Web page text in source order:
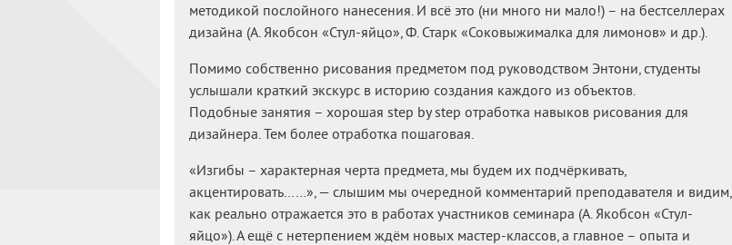
методикой послойного нанесения. И всё это (ни много ни мало!) – на бестселлерах
дизайна (А. Якобсон «Стул-яйцо», Ф. Старк «Соковыжималка для лимонов» и др.).
Помимо собственно рисования предметом под руководством Энтони, студенты
услышали краткий экскурс в историю создания каждого из объектов.
Подобные занятия – хорошая step by step отработка навыков рисования для
дизайнера. Тем более отработка пошаговая.
«Изгибы – характерная черта предмета, мы будем их подчёркивать,
акцентировать……», — слышим мы очередной комментарий преподавателя и видим,
как реально отражается это в работах участников семинара (А. Якобсон «Стул-
яйцо»). А ещё с нетерпением ждём новых мастер-классов, а главное – опыта и